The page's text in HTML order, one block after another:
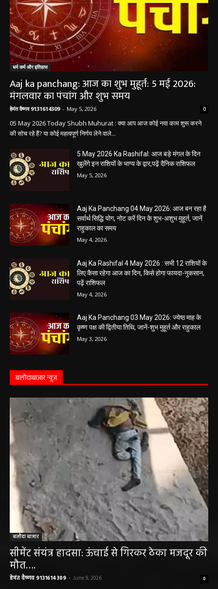
धर्म कर्म और इतिहास
Aaj ka panchang: आज का शुभ मुहूर्त: 5 मई 2026:
मंगलवार का पंचांग और शुभ समय
हेमंत वैष्णव 9131614309 - May 5, 2026 0
05 May 2026 Today Shubh Muhurat : क्या आप आज कोई नया काम शुरू करने
की सोच रहे हैं? या कोई महत्वपूर्ण निर्णय लेने वाले...
5 May 2026 Ka Rashifal: आज बड़े मंगल के दिन
खुलेंगे इन राशियों के भाग्य के द्वार,पढ़ें दैनिक राशिफल
May 5, 2026
Aaj Ka Panchang 04 May 2026: आज बन रहा है
सर्वार्थ सिद्धि योग, नोट करें दिन के शुभ-अशुभ मुहूर्त, जानें
राहुकाल का समय
May 4, 2026
Aaj Ka Rashifal 4 May 2026 : सभी 12 राशियों के
लिए कैसा रहेगा आज का दिन, किसे होगा फायदा-नुकसान,
पढ़ें राशिफल
May 4, 2026
Aaj Ka Panchang 03 May 2026: ज्येष्ठ माह के
कृष्ण पक्ष की द्वितीया तिथि, जानें-शुभ मुहूर्त और राहुकाल
May 3, 2026
बलौदाबाज़ार न्यूज़
बलौदा बाजार
सीमेंट संयंत्र हादसा: ऊंचाई से गिरकर ठेका मजदूर की
मौत….
हेमंत वैष्णव 9131614309 - June 9, 2026 0